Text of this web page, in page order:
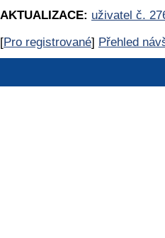
AKTUALIZACE: uživatel č.
[Pro registrované] Přehled